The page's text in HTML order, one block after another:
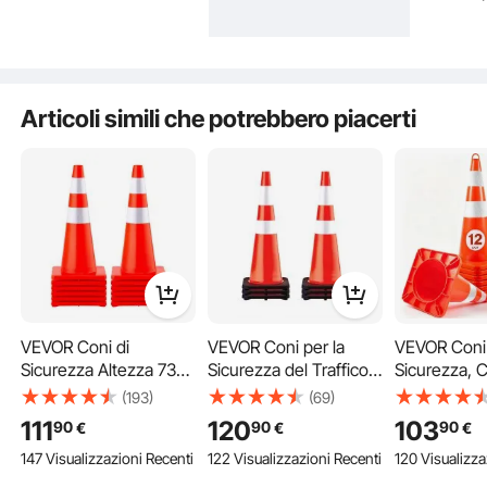
PVC di alta qualità
Stabilità
Articoli simili che potrebbero piacerti
VEVOR Coni di
Sicurezza Altezza 73
cm per Traffico, Coni
Traffico Arancione in
PVC 12 Pezzi con 2
Collari Riflettenti Base
(193)
11190€
147 Visualizzazioni Recenti
VEVOR Coni per la
Sicurezza del Traffico 6
Coni per Parcheggio in
PVC da 91,4 cm con 2
Collari Riflettenti 35,6 x
35,6 cm Base in
(69)
12090€
122 Visualizzazioni Recenti
VEVOR
Sicurezza,
Traffico 12
Collari
Traffico
Pesata e
10390€
120